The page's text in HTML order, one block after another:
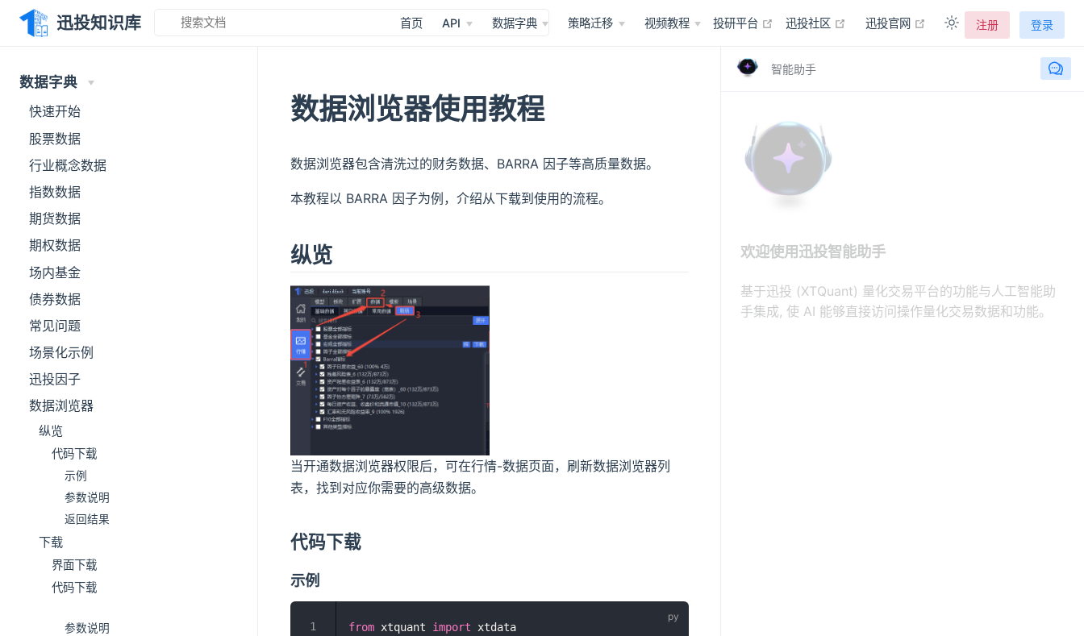
迅投知识库 首页 API 数据字典 策略迁移 视频教程 投研平台 在新窗口打开
迅投社区 在新窗口打开
迅投官网 在新窗口打开
注册 登录
智能助手
欢迎使用迅投智能助手
基于迅投 (XTQuant) 量化交易平台的功能与人工智能助
手集成, 使 AI 能够直接访问操作量化交易数据和功能。
数据字典
快速开始
股票数据
行业概念数据
指数数据
期货数据
期权数据
场内基金
债券数据
常见问题
场景化示例
迅投因子
数据浏览器
纵览
代码下载
示例
参数说明
返回结果
下载
界面下载
代码下载
参数说明
数据浏览器使用教程
数据浏览器包含清洗过的财务数据、BARRA 因子等高质量数据。
本教程以 BARRA 因子为例，介绍从下载到使用的流程。
纵览
当开通数据浏览器权限后，可在行情-数据页面，刷新数据浏览器列
表，找到对应你需要的高级数据。
代码下载
示例
from xtquant import xtdata